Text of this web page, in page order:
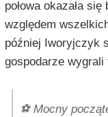
połowa okazała
względem
później Iworyjczyk
gospodarze
⚽️ Mocny